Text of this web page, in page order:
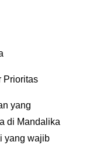
Prioritas
yang
di Mandalika
yang wajib